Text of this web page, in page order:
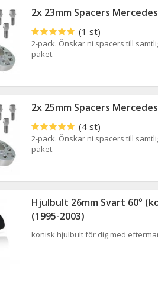
2x 23mm Spacers
(1 st)
2-pack. Önskar ni spacers till
paket.
2x 25mm Spacers
(4 st)
2-pack. Önskar ni spacers till
paket.
Hjulbult 26mm Svart 60°
(1995-2003)
konisk hjulbult för dig med